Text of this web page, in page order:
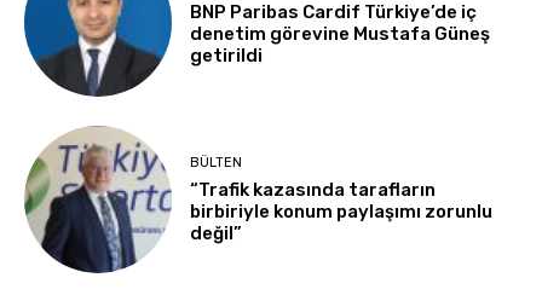
BNP Paribas Cardif Türkiye’de iç
denetim görevine Mustafa Güneş
getirildi
BÜLTEN
“Trafik kazasında tarafların
birbiriyle konum paylaşımı zorunlu
değil”